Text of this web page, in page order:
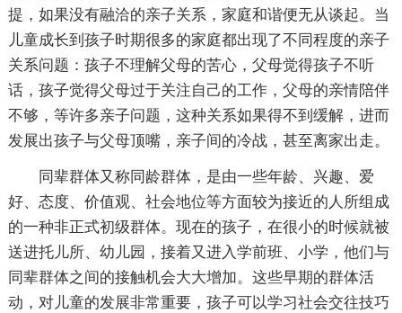
提，如果没有融洽的亲子关系，家庭和谐便无从谈起。当
儿童成长到孩子时期很多的家庭都出现了不同程度的亲子
关系问题：孩子不理解父母的苦心，父母觉得孩子不听
话，孩子觉得父母过于关注自己的工作，父母的亲情陪伴
不够，等许多亲子问题，这种关系如果得不到缓解，进而
发展出孩子与父母顶嘴，亲子间的冷战，甚至离家出走。
同辈群体又称同龄群体，是由一些年龄、兴趣、爱
好、态度、价值观、社会地位等方面较为接近的人所组成
的一种非正式初级群体。现在的孩子，在很小的时候就被
送进托儿所、幼儿园，接着又进入学前班、小学，他们与
同辈群体之间的接触机会大大增加。这些早期的群体活
动，对儿童的发展非常重要，孩子可以学习社会交往技巧